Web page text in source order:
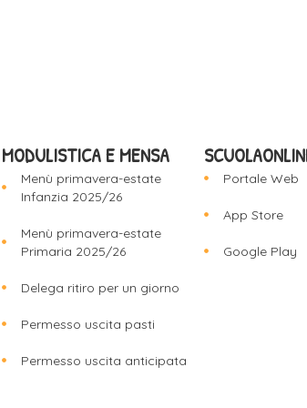
MODULISTICA E MENSA
Menù primavera-estate
Infanzia 2025/26
Menù primavera-estate
Primaria 2025/26
Delega ritiro per un giorno
Permesso uscita pasti
Permesso uscita anticipata
Portale Web
App Store
Google Play